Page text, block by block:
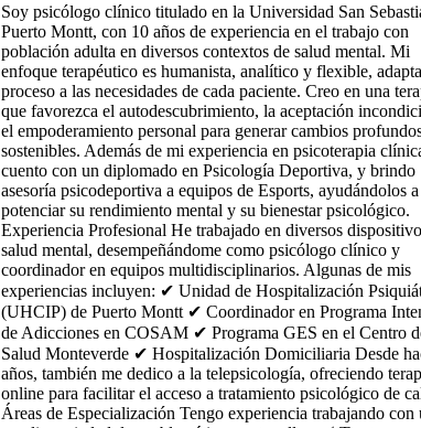
Soy psicólogo clínico titulado en la Universidad San
Puerto Montt, con 10 años de experiencia en el trabajo con
población adulta en diversos contextos de salud mental. Mi
enfoque terapéutico es humanista, analítico y flexible,
proceso a las necesidades de cada paciente. Creo en una
que favorezca el autodescubrimiento, la aceptación
el empoderamiento personal para generar cambios
sostenibles. Además de mi experiencia en psicoterapia
cuento con un diplomado en Psicología Deportiva, y brindo
asesoría psicodeportiva a equipos de Esports, ayudándolos a
potenciar su rendimiento mental y su bienestar psicológico.
Experiencia Profesional He trabajado en diversos
salud mental, desempeñándome como psicólogo clínico y
coordinador en equipos multidisciplinarios. Algunas de mis
experiencias incluyen: ✔ Unidad de Hospitalización
(UHCIP) de Puerto Montt ✔ Coordinador en Programa
de Adicciones en COSAM ✔ Programa GES en el Centro
Salud Monteverde ✔ Hospitalización Domiciliaria Desde
años, también me dedico a la telepsicología, ofreciendo
online para facilitar el acceso a tratamiento psicológico de
Áreas de Especialización Tengo experiencia trabajando con